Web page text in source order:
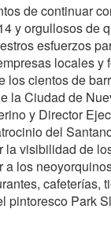
de continuar
y orgullosos de
esfuerzos
locales y
los cientos de
la Ciudad de
y Director
del
la visibilidad de
a los
cafeterías,
pintoresco Park